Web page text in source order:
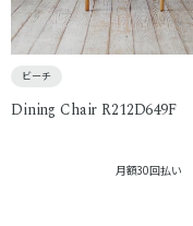
ビーチ
Dining Chair R212D649F
月額30回払い